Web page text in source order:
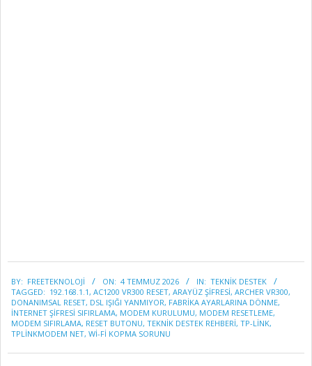
07-
04
BY: FREETEKNOLOJI ON: 4 TEMMUZ 2026 IN: TEKNİK DESTEK
TAGGED: 192.168.1.1, AC1200 VR300 RESET, ARAYÜZ ŞIFRESI, ARCHER VR300,
DONANIMSAL RESET, DSL IŞIĞI YANMIYOR, FABRIKA AYARLARINA DÖNME,
INTERNET ŞIFRESI SIFIRLAMA, MODEM KURULUMU, MODEM RESETLEME,
MODEM SIFIRLAMA, RESET BUTONU, TEKNIK DESTEK REHBERI, TP-LINK,
TPLINKMODEM NET, WI-FI KOPMA SORUNU